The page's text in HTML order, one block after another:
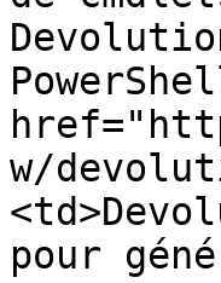
w/
pour